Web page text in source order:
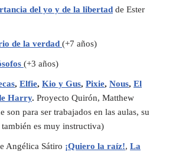
del yo y de la libertad de Ester
de la verdad (+7 años)
(+3 años)
, Elfie, Kio y Gus, Pixie, Nous, El
Harry. Proyecto Quirón, Matthew
son para ser trabajados en las aulas, su
es muy instructiva)
Angélica Sátiro ¡Quiero la raíz!, La